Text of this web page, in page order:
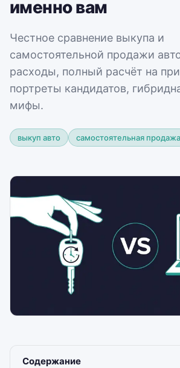
именно вам
Честное сравнение выкупа и
самостоятельной продажи
расходы, полный расчёт на
портреты кандидатов,
мифы.
выкуп авто самостоятельная продажа
Содержание